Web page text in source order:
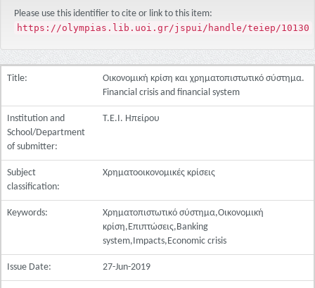
Please use this identifier to cite or link to this item:
https://olympias.lib.uoi.gr/jspui/handle/teiep/10130
Title:
Οικονομική κρίση και χρηματοπιστωτικό σύστημα.
Financial crisis and financial system
Institution and
School/Department
of submitter:
Τ.Ε.Ι. Ηπείρου
Subject
classification:
Χρηματοοικονομικές κρίσεις
Keywords:
Χρηματοπιστωτικό σύστημα,Οικονομική
κρίση,Επιπτώσεις,Banking
system,Impacts,Economic crisis
Issue Date: 27-Jun-2019